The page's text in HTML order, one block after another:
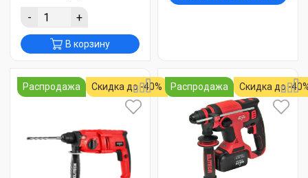
- +
В корзину
Распродажа Скидка до -40% Распродажа Скидка до -